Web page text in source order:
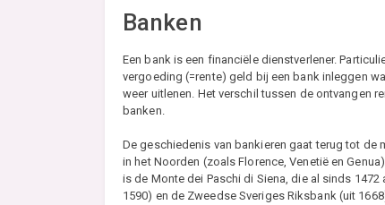
Banken
Een bank is een financiële dienstverlener.
vergoeding (=rente) geld bij een bank inleggen
weer uitlenen. Het verschil tussen de ontvangen
banken.
De geschiedenis van bankieren gaat terug tot de
in het Noorden (zoals Florence, Venetië en
is de Monte dei Paschi di Siena, die al sinds
1590) en de Zweedse Sveriges Riksbank (uit